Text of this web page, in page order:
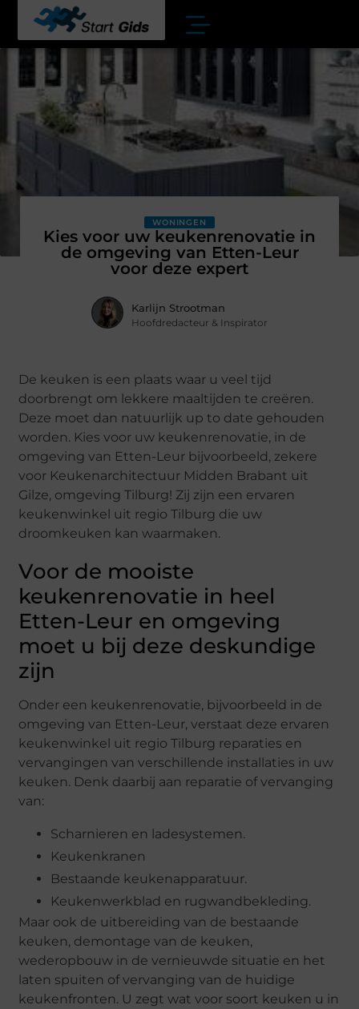
WONINGEN
Kies voor uw keukenrenovatie in
de omgeving van Etten-Leur
voor deze expert
Karlijn Strootman
Hoofdredacteur & Inspirator
De keuken is een plaats waar u veel tijd
doorbrengt om lekkere maaltijden te creëren.
Deze moet dan natuurlijk up to date gehouden
worden. Kies voor uw keukenrenovatie, in de
omgeving van Etten-Leur bijvoorbeeld, zekere
voor Keukenarchitectuur Midden Brabant uit
Gilze, omgeving Tilburg! Zij zijn een ervaren
keukenwinkel uit regio Tilburg die uw
droomkeuken kan waarmaken.
Voor de mooiste
keukenrenovatie in heel
Etten-Leur en omgeving
moet u bij deze deskundige
zijn
Onder een keukenrenovatie, bijvoorbeeld in de
omgeving van Etten-Leur, verstaat deze ervaren
keukenwinkel uit regio Tilburg reparaties en
vervangingen van verschillende installaties in uw
keuken. Denk daarbij aan reparatie of vervanging
van:
Scharnieren en ladesystemen.
Keukenkranen
Bestaande keukenapparatuur.
Keukenwerkblad en rugwandbekleding.
Maar ook de uitbereiding van de bestaande
keuken, demontage van de keuken,
wederopbouw in de vernieuwde situatie en het
laten spuiten of vervanging van de huidige
keukenfronten. U zegt wat voor soort keuken u in